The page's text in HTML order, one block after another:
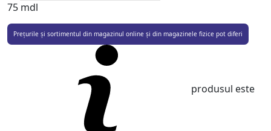
75 mdl
Prețurile și sortimentul din magazinul online și din magazinele fizice pot diferi
produsul este